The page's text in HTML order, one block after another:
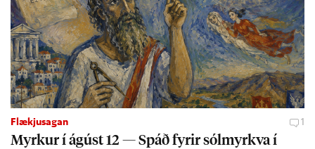
Flækjusagan 1
Myrk­ur í ág­úst 12 — Spáð fyr­ir sól­myrkva í